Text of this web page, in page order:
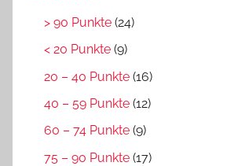
> 90 Punkte (24)
< 20 Punkte (9)
20 – 40 Punkte (16)
40 – 59 Punkte (12)
60 – 74 Punkte (9)
75 – 90 Punkte (17)